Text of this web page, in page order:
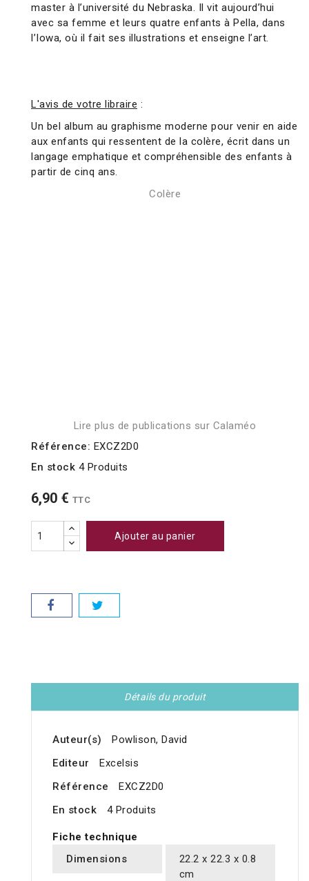
master à l’université du Nebraska. Il vit aujourd’hui
avec sa femme et leurs quatre enfants à Pella, dans
l’Iowa, où il fait ses illustrations et enseigne l’art.
L'avis de votre libraire :
Un bel album au graphisme moderne pour venir en aide
aux enfants qui ressentent de la colère, écrit dans un
langage emphatique et compréhensible des enfants à
partir de cinq ans.
Colère
Lire plus de publications sur Calaméo
Référence: EXCZ2D0
En stock 4 Produits
6,90 € TTC
Ajouter au panier
Détails du produit
Auteur(s)
Powlison, David
Editeur
Excelsis
Référence
EXCZ2D0
En stock
4 Produits
Fiche technique
Dimensions
22.2 x 22.3 x 0.8
cm